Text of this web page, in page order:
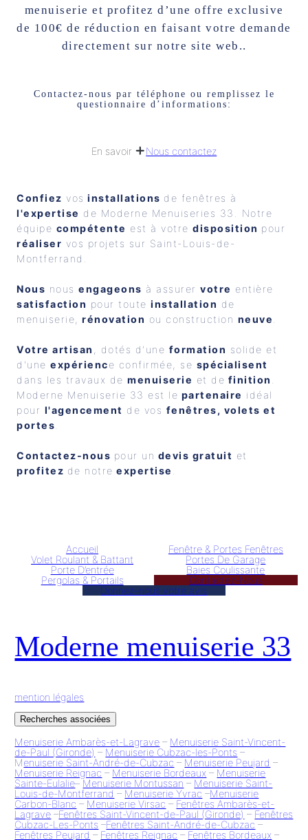
menuiserie et profitez d’une offre exclusive
de 100€ de réduction en faisant votre demande
directement sur notre site web..
Contactez-nous par téléphone ou remplissez le
questionnaire d’informations:
En savoir Nous contactez
Confiez vos installations
l'expertise de Moderne Menuiseries 33. Notre
équipe compétente est à votre disposition
réaliser vos projets sur Saint-Louis-de-
Montferrand.
Nous nous engageons à assurer votre
satisfaction pour toute installation de
menuiserie, rénovation ou construction neuve
Votre artisan , dotés d'une formation solide et
d'une expérience confirmée, se spécialisent
dans les travaux de menuiserie et de finition
Moderne Menuiserie 33 est le partenaire idéal
pour l'agencement de vos fenêtres, volets et
portes
Contactez-nous pour un devis gratuit et
profitez de notre expertise
Accueil
Fenêtre & Portes Fenêtres
Volet Roulant & Battant
Portes De Garage
Porte D’entrée
Baies Coulissante
Pergolas & Portails
Contactez-Nous
Donnez–nous votre avis
Moderne menuiserie 33
mention légales
Recherches associées
Menuiserie Ambarès-et-Lagrave – Menuiserie Saint-Vincent-
de-Paul (Gironde) – Menuiserie Cubzac-les-Ponts –
Menuiserie Saint-André-de-Cubzac – Menuiserie Peujard –
Menuiserie Reignac – Menuiserie Bordeaux – Menuiserie
Sainte-Eulalie– Menuiserie Montussan – Menuiserie Saint-
Louis-de-Montferrand – Menuiserie Yvrac –Menuiserie
Carbon-Blanc – Menuiserie Virsac – Fenêtres Ambarès-et-
Lagrave –Fenêtres Saint-Vincent-de-Paul (Gironde) – Fenêtres
Cubzac-Les-Ponts –Fenêtres Saint-André-de-Cubzac –
Fenêtres Peujard – Fenêtres Reignac – Fenêtres Bordeaux –